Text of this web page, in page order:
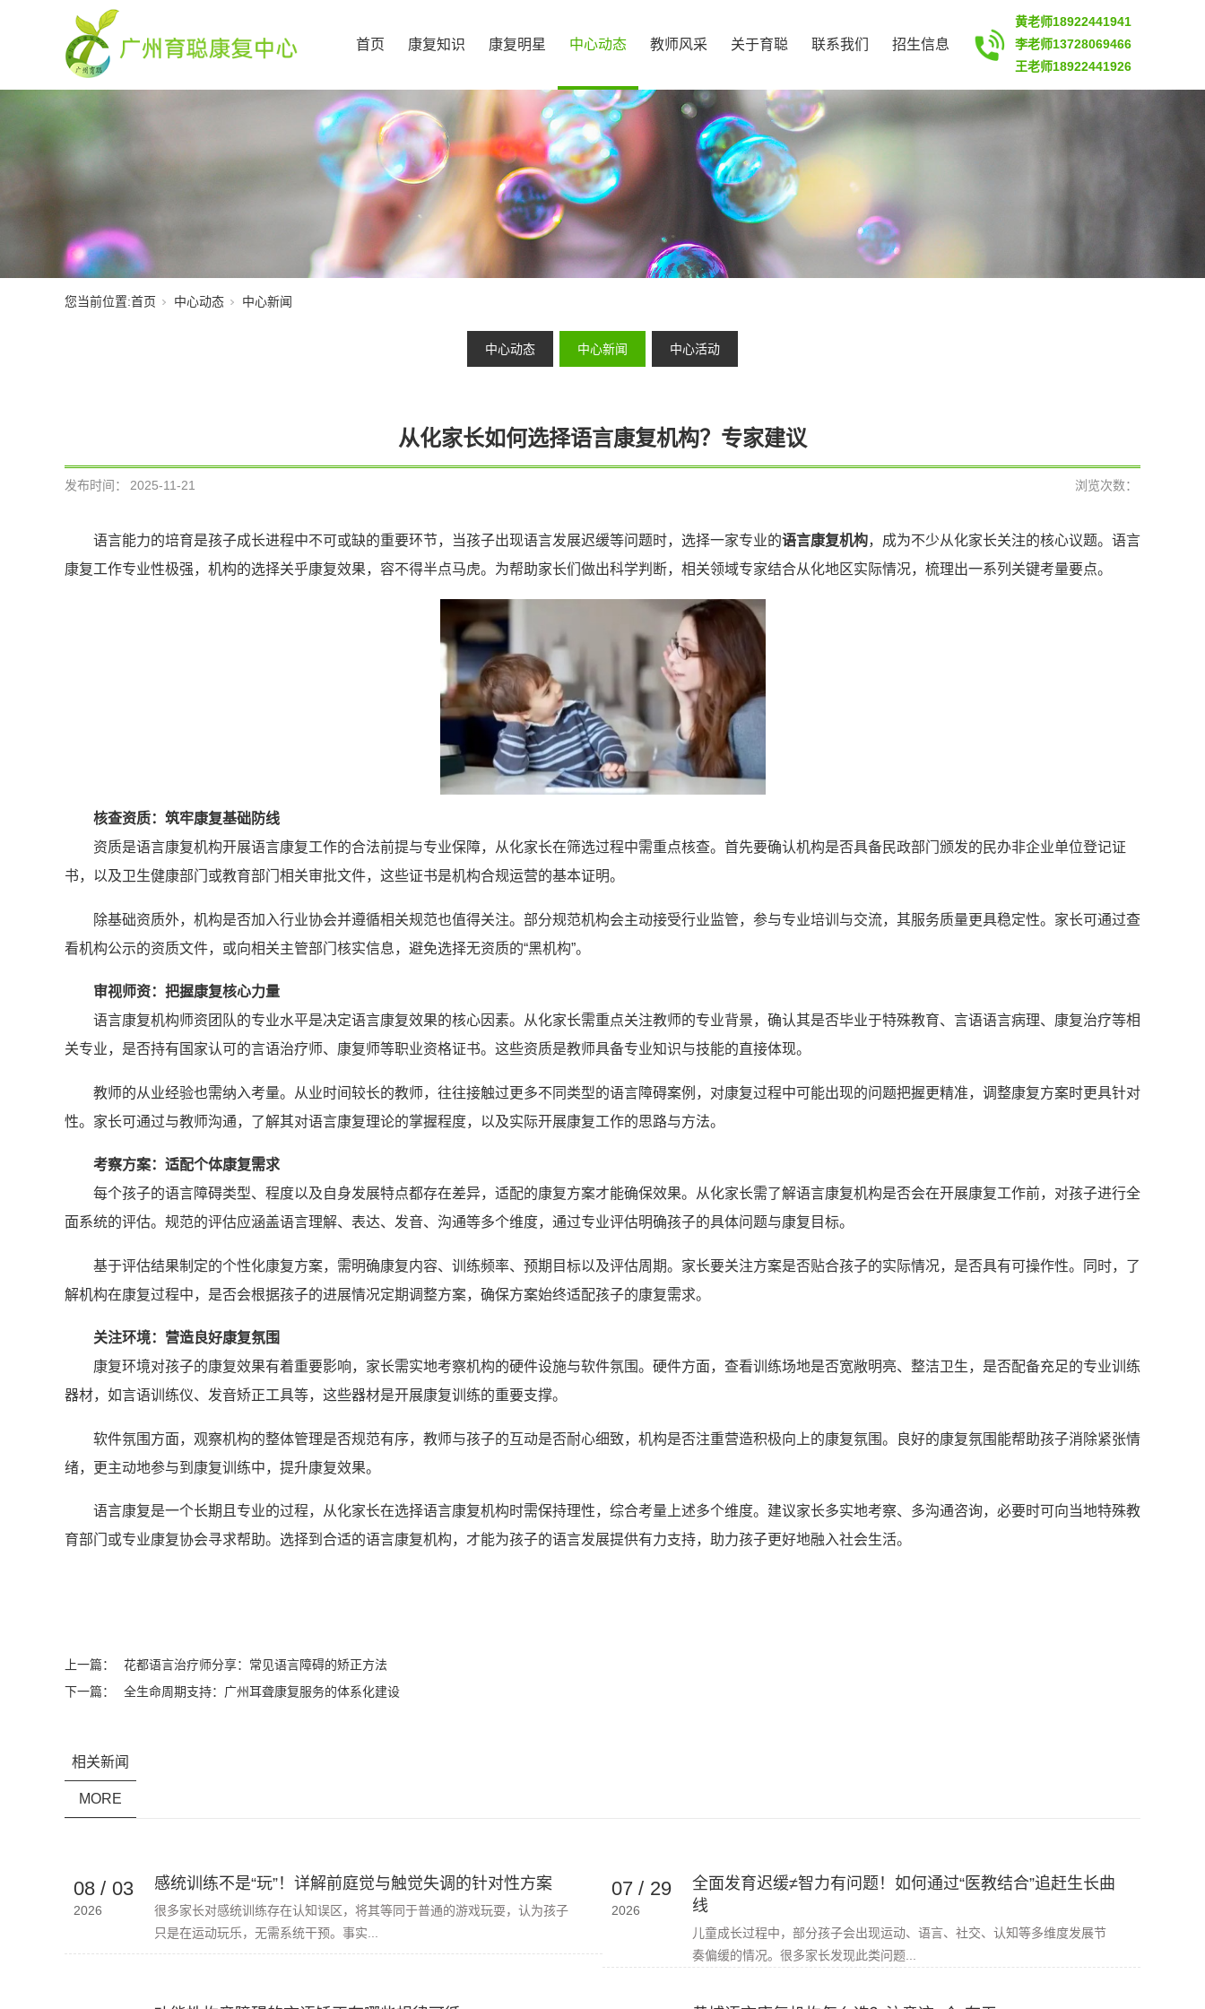
首页 康复知识 康复明星 中心动态 教师风采 关于育聪 联系我们 招生信息
黄老师18922441941
李老师13728069466
王老师18922441926
您当前位置:首页 中心动态 中心新闻
中心动态 中心新闻 中心活动
从化家长如何选择语言康复机构？专家建议
发布时间： 2025-11-21 浏览次数：
语言能力的培育是孩子成长进程中不可或缺的重要环节，当孩子出现语言发展迟缓等问题时，选择一家专业的语言康复机构，成为不少从化家长关注的核心议题。语言
康复工作专业性极强，机构的选择关乎康复效果，容不得半点马虎。为帮助家长们做出科学判断，相关领域专家结合从化地区实际情况，梳理出一系列关键考量要点。
核查资质：筑牢康复基础防线
资质是语言康复机构开展语言康复工作的合法前提与专业保障，从化家长在筛选过程中需重点核查。首先要确认机构是否具备民政部门颁发的民办非企业单位登记证
书，以及卫生健康部门或教育部门相关审批文件，这些证书是机构合规运营的基本证明。
除基础资质外，机构是否加入行业协会并遵循相关规范也值得关注。部分规范机构会主动接受行业监管，参与专业培训与交流，其服务质量更具稳定性。家长可通过查
看机构公示的资质文件，或向相关主管部门核实信息，避免选择无资质的“黑机构”。
审视师资：把握康复核心力量
语言康复机构师资团队的专业水平是决定语言康复效果的核心因素。从化家长需重点关注教师的专业背景，确认其是否毕业于特殊教育、言语语言病理、康复治疗等相
关专业，是否持有国家认可的言语治疗师、康复师等职业资格证书。这些资质是教师具备专业知识与技能的直接体现。
教师的从业经验也需纳入考量。从业时间较长的教师，往往接触过更多不同类型的语言障碍案例，对康复过程中可能出现的问题把握更精准，调整康复方案时更具针对
性。家长可通过与教师沟通，了解其对语言康复理论的掌握程度，以及实际开展康复工作的思路与方法。
考察方案：适配个体康复需求
每个孩子的语言障碍类型、程度以及自身发展特点都存在差异，适配的康复方案才能确保效果。从化家长需了解语言康复机构是否会在开展康复工作前，对孩子进行全
面系统的评估。规范的评估应涵盖语言理解、表达、发音、沟通等多个维度，通过专业评估明确孩子的具体问题与康复目标。
基于评估结果制定的个性化康复方案，需明确康复内容、训练频率、预期目标以及评估周期。家长要关注方案是否贴合孩子的实际情况，是否具有可操作性。同时，了
解机构在康复过程中，是否会根据孩子的进展情况定期调整方案，确保方案始终适配孩子的康复需求。
关注环境：营造良好康复氛围
康复环境对孩子的康复效果有着重要影响，家长需实地考察机构的硬件设施与软件氛围。硬件方面，查看训练场地是否宽敞明亮、整洁卫生，是否配备充足的专业训练
器材，如言语训练仪、发音矫正工具等，这些器材是开展康复训练的重要支撑。
软件氛围方面，观察机构的整体管理是否规范有序，教师与孩子的互动是否耐心细致，机构是否注重营造积极向上的康复氛围。良好的康复氛围能帮助孩子消除紧张情
绪，更主动地参与到康复训练中，提升康复效果。
语言康复是一个长期且专业的过程，从化家长在选择语言康复机构时需保持理性，综合考量上述多个维度。建议家长多实地考察、多沟通咨询，必要时可向当地特殊教
育部门或专业康复协会寻求帮助。选择到合适的语言康复机构，才能为孩子的语言发展提供有力支持，助力孩子更好地融入社会生活。
上一篇：
花都语言治疗师分享：常见语言障碍的矫正方法
下一篇：
全生命周期支持：广州耳聋康复服务的体系化建设
相关新闻
MORE
08 / 03
2026
感统训练不是“玩”！详解前庭觉与触觉失调的针对性方案
很多家长对感统训练存在认知误区，将其等同于普通的游戏玩耍，认为孩子
只是在运动玩乐，无需系统干预。事实...
07 / 29
2026
全面发育迟缓≠智力有问题！如何通过“医教结合”追赶生长曲
线
儿童成长过程中，部分孩子会出现运动、语言、社交、认知等多维度发展节
奏偏缓的情况。很多家长发现此类问题...